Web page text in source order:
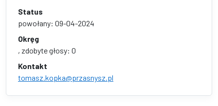
Status
powołany: 09-04-2024
Okręg
, zdobyte głosy: 0
Kontakt
tomasz.kopka@przasnysz.pl